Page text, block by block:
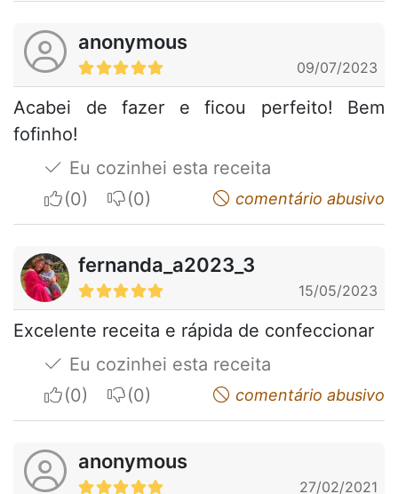
anonymous
09/07/2023
Acabei de fazer e ficou perfeito! Bem
fofinho!
Eu cozinhei esta receita
I apreciateI do not appreciatecomentário abusivo
fernanda_a2023_3
15/05/2023
Excelente receita e rápida de confeccionar
Eu cozinhei esta receita
I apreciateI do not appreciatecomentário abusivo
anonymous
27/02/2021